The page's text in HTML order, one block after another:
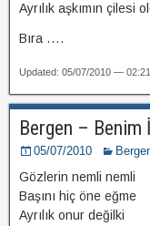
Ayrılık aşkımın çilesi
Bıra ....
Updated: 05/07/2010 — 02:21
Bergen – Benim
05/07/2010
Gözlerin nemli nemli
Başını hiç öne eğme
Ayrılık onur değilki